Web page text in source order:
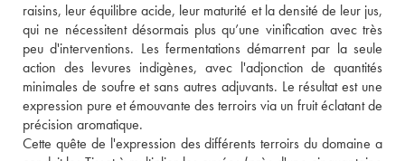
raisins, leur équilibre acide, leur maturité et la densité de leur jus,
qui ne nécessitent désormais plus qu’une vinification avec très
peu d'interventions. Les fermentations démarrent par la seule
action des levures indigènes, avec l'adjonction de quantités
minimales de soufre et sans autres adjuvants. Le résultat est une
expression pure et émouvante des terroirs via un fruit éclatant de
précision aromatique.
Cette quête de l'expression des différents terroirs du domaine a